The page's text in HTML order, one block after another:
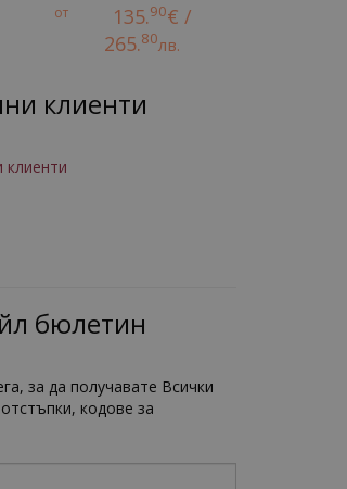
от 135.90€ /
265.80лв.
клиенти
клиенти
бюлетин
за да получавате Всички
кодове за